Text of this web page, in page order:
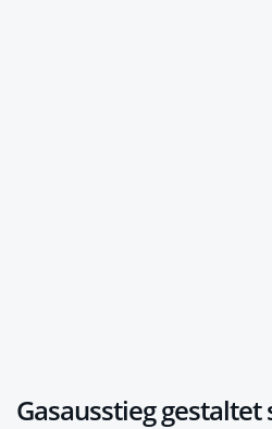
Gasausstieg gestaltet